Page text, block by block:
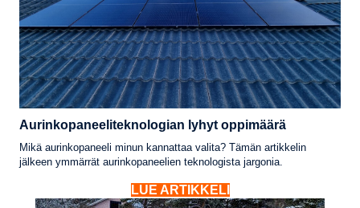
Aurinkopaneeliteknologian lyhyt oppimäärä
Mikä aurinkopaneeli minun kannattaa valita? Tämän artikkelin
jälkeen ymmärrät aurinkopaneelien teknologista jargonia.
LUE ARTIKKELI